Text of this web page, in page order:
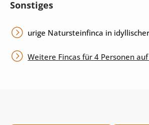
Sonstiges
urige Natursteinfinca in
Weitere Fincas für 4 Personen